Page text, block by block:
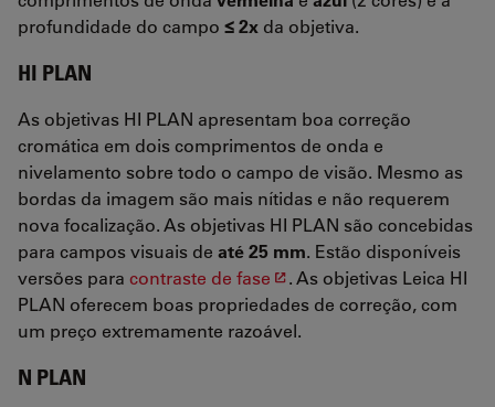
profundidade do campo ≤ 2x da objetiva.
HI PLAN
As objetivas HI PLAN apresentam boa correção
cromática em dois comprimentos de onda e
nivelamento sobre todo o campo de visão. Mesmo as
bordas da imagem são mais nítidas e não requerem
nova focalização. As objetivas HI PLAN são concebidas
para campos visuais de até 25 mm. Estão disponíveis
versões para contraste de fase
. As objetivas Leica HI
PLAN oferecem boas propriedades de correção, com
um preço extremamente razoável.
N PLAN